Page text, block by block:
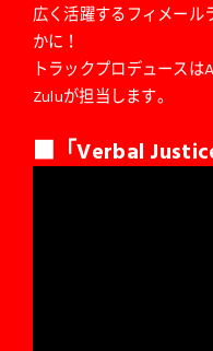
広く活躍するフィメール
かに！
トラックプロデュース
Zuluが担当します。
■「Verbal